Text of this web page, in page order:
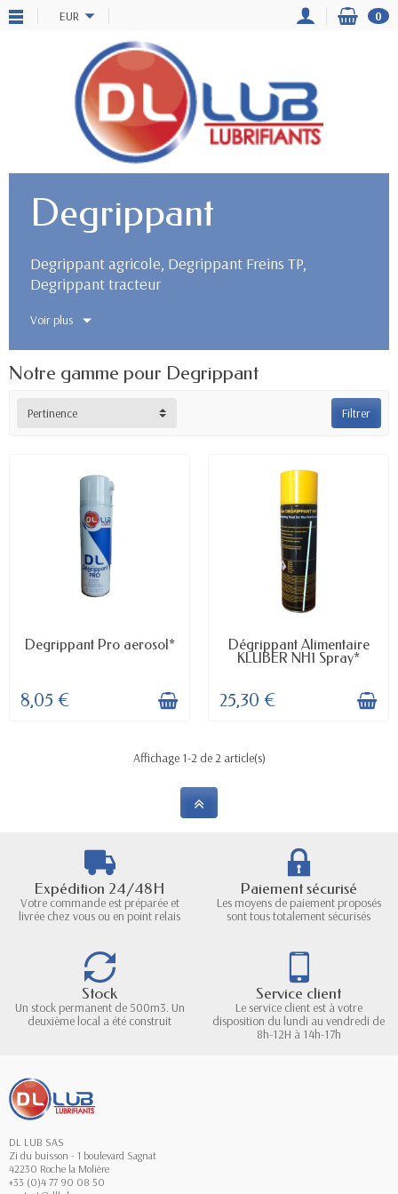
EUR 0
Degrippant
Degrippant agricole, Degrippant Freins TP,
Degrippant tracteur
Voir plus
Notre gamme pour Degrippant
Filtrer
Pertinence
EN STOCK
Degrippant Pro aerosol*
8,05 €
EN STOCK
Dégrippant Alimentaire
KLUBER NH1 Spray*
25,30 €
Affichage 1-2 de 2 article(s)
Expédition 24/48H
Votre commande est préparée et
livrée chez vous ou en point relais
Paiement sécurisé
Les moyens de paiement proposés
sont tous totalement sécurisés
Stock
Un stock permanent de 500m3. Un
deuxième local a été construit
Service client
Le service client est à votre
disposition du lundi au vendredi de
8h-12H à 14h-17h
DL LUB SAS
Zi du buisson - 1 boulevard Sagnat
42230 Roche la Molière
+33 (0)4 77 90 08 50